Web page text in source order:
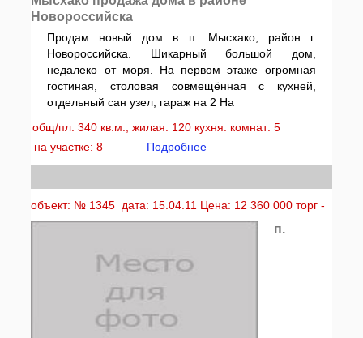
Новороссийска
Продам новый дом в п. Мысхако, район г.
Новороссийска. Шикарный большой дом,
недалеко от моря. На первом этаже огромная
гостиная, столовая совмещённая с кухней,
отдельный сан узел, гараж на 2 На
общ/пл: 340 кв.м., жилая: 120 кухня: комнат: 5
на участке: 8
Подробнее
объект: № 1345 дата: 15.04.11 Цена: 12 360 000 торг -
п.